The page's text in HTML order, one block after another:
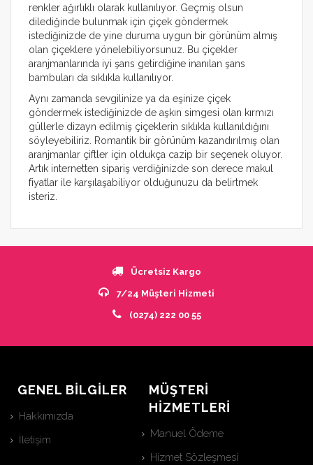
renkler ağırlıklı olarak kullanılıyor. Geçmiş olsun
dilediğinde bulunmak için çiçek göndermek
istediğinizde de yine duruma uygun bir görünüm almış
olan çiçeklere yönelebiliyorsunuz. Bu çiçekler
aranjmanlarında iyi şans getirdiğine inanılan şans
bambuları da sıklıkla kullanılıyor.
Aynı zamanda sevgilinize ya da eşinize çiçek
göndermek istediğinizde de aşkın simgesi olan kırmızı
güllerle dizayn edilmiş çiçeklerin sıklıkla kullanıldığını
söyleyebiliriz. Romantik bir görünüm kazandırılmış olan
aranjmanlar çiftler için oldukça cazip bir seçenek oluyor.
Artık internetten sipariş verdiğinizde son derece makul
fiyatlar ile karşılaşabiliyor olduğunuzu da belirtmek
isteriz.
Ücretsiz Kargo
7/24 Müşteri Hizmeti
(0274) 222 00 55
GENEL BİLGİLER
Hakkımızda
İletişim
MÜŞTERİ
HİZMETLERİ
Manuel Ödeme
Hizmet Sözleşmesi